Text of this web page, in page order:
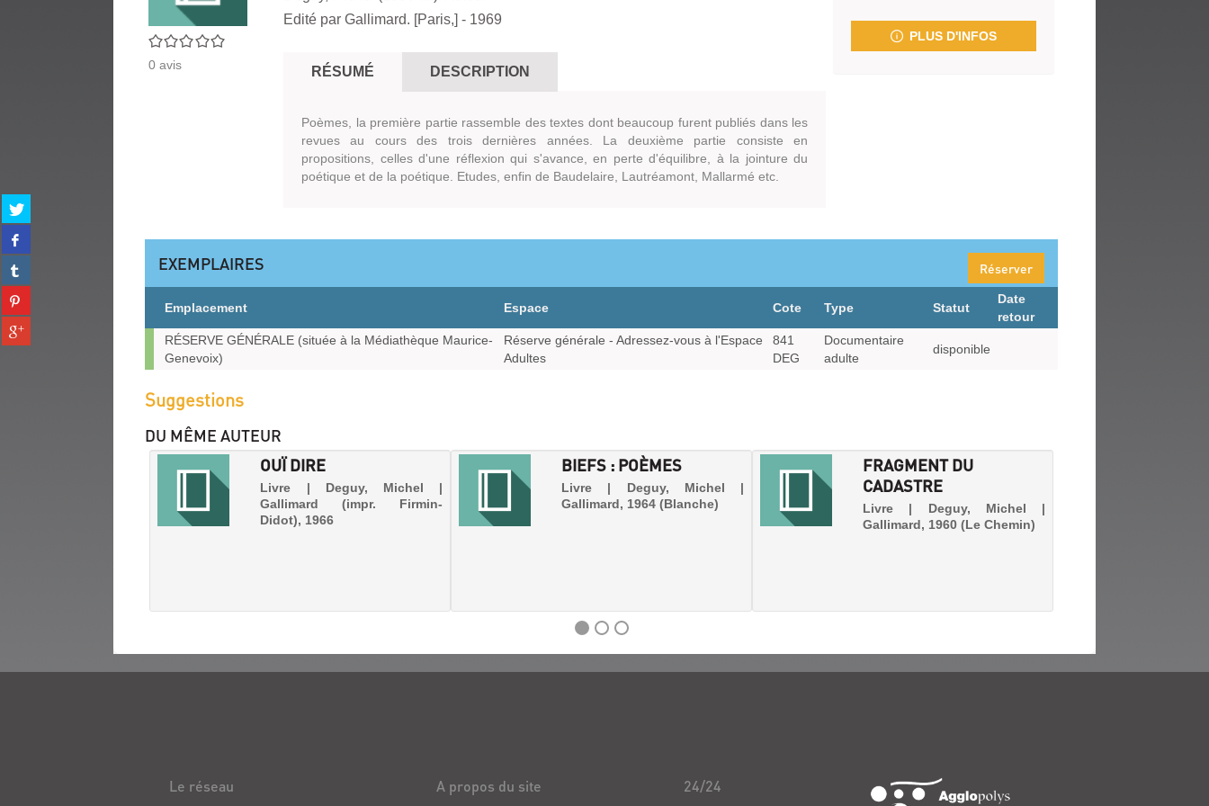
Partager
sur
twitter
(Nouvelle
fenêtre)
Partager
sur
facebook
(Nouvelle
fenêtre)
Partager
sur
tumblr
(Nouvelle
fenêtre)
Partager
sur
pinterest
(Nouvelle
Partager
sur
0/5
0 avis
Edité par Gallimard. [Paris,] - 1969
RÉSUMÉ DESCRIPTION
Poèmes, la première partie rassemble des textes dont beaucoup furent publiés dans les
revues au cours des trois dernières années. La deuxième partie consiste en
propositions, celles d'une réflexion qui s'avance, en perte d'équilibre, à la jointure du
poétique et de la poétique. Etudes, enfin de Baudelaire, Lautréamont, Mallarmé etc.
PLUS D'INFOS
EXEMPLAIRES Réserver
Exemplaires
Emplacement Espace Cote Type Statut
Date
retour
RÉSERVE GÉNÉRALE (située à la Médiathèque Maurice-
Genevoix)
Réserve générale - Adressez-vous à l'Espace
Adultes
841
DEG
Documentaire
adulte
disponible
Suggestions
DU MÊME AUTEUR
BIEFS : POÈMES
Livre | Deguy, Michel |
Gallimard, 1964 (Blanche)
FRAGMENT DU
CADASTRE
Livre | Deguy, Michel |
Gallimard, 1960 (Le Chemin)
OUÏ DIRE
Livre | Deguy, Michel |
Gallimard (impr. Firmin-
Didot), 1966
Livre
Le réseau A propos du site 24/24